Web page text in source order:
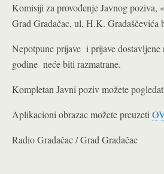
Komisiji za provođenje Javnog poziva,
Grad Gradačac, ul. H.K. Gradaščevića
Nepotpune prijave i prijave dostavljene
godine neće biti razmatrane.
Kompletan Javni poziv možete
Aplikacioni obrazac možete preuzeti
Radio Gradačac / Grad Gradačac